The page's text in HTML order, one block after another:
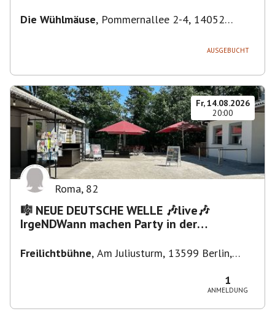
Die Wühlmäuse, Pommernallee 2-4, 14052
AUSGEBUCHT
Fr, 14.08.2026
20:00
Roma, 82
🎼 NEUE DEUTSCHE WELLE 🎶live🎶
IrgeNDWann machen Party in der
Freilichtbühne, Am Juliusturm, 13599 Berlin,
1
ANMELDUNG